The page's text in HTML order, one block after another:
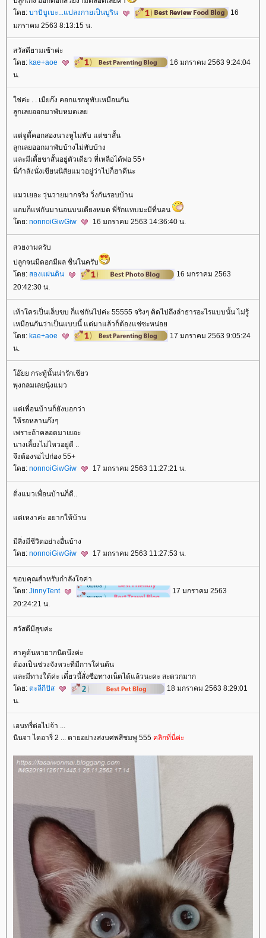
ดย: บาบิบูเบะ...แปลงกายเป็นบูริน
16
มกราคม 2563 8:13:15 น.
สวัสดียามเช้าค่ะ
ดย: kae+aoe
16 มกราคม 2563 9:24:04
น.
ช่ค่ะ . . เมียก๊ง คอกแรกหูพับเหมือนกัน
ลูกเลยออกมาพับหมดเล
ต่จูดี้คอกสองนางหูไม่พับ แต่ขาสั้น
ลูกเลยออกมาพับบ้างไม่พับบ้าง
ละมีเตี้ยขาสั้นอยู่ตัวเดียว ที่เหลือได้พ่อ 55+
นี่กำลังนั่งเขียนนิสัยแมวอยู่ว่าไปก็ฮาดีนะ
มวเยอะ วุ่นวายมากจริง วิ่งกันรอบบ้าน
ถมก็แห่กันมานอนบนเตียงหมด พี่รักแทบมะมีที่นอน
ดย: nonnoiGiwGiw 16 มกราคม 2563 14:36:40 น.
สวยงามครับ
ปลูกจนมีดอกมีผล ชื่นในครับ
ดย: สองแผ่นดิน
16 มกราคม 2563
20:42:30 น.
เท้าใครเป็นเล็บขบ ก็แช่กันไปค่ะ 55555 จริงๆ คิดไปถึงลำธารอะไรแบบนั้น ไม่รู้
เหมือนกันว่าเป็นแบบนี้ แต่มาแล้วก็ต้องแช่ซะหน่อ
ดย: kae+aoe
17 มกราคม 2563 9:05:24
น.
อ๊ยย กระทู้นั้นน่ารักเชียว
พุงกลมเลยนุ้งแมว
ต่เพื่อนบ้านก็ยังบอกว่า
ห้รอหลานก๊งๆ
เพราะถ้าคลอดมาเยอะ
นางเลี้ยงไม่ไหวอยู่ดี ..
จึงต้องรอไปก่อง 55+
ดย: nonnoiGiwGiw 17 มกราคม 2563 11:27:21 น.
ติ่งแมวเพื่อนบ้านก็ดี..
ต่เหงาค่ะ อยากให้บ้าน
มีสิ่งมีชีวิตอย่างอื่นบ้าง
ดย: nonnoiGiwGiw 17 มกราคม 2563 11:27:53 น.
ขอบคุณสำหรับกำลังใจค่า
ดย: JinnyTent
17 มกราคม 2563
20:24:21 น.
สวัสดีมีสุขค่ะ
สาคูต้นหายากนิดนึงค่ะ
ต้องเป็นช่วงจังหวะที่มีการโค่นต้น
ละมีทางใต้ค่ะ เดี๋ยวนี้สั่งซือทางเน็ตได้แล้วนะคะ สะดวกมาก
ดย: ตะลีกีปัส
18 มกราคม 2563 8:29:01
น.
เอนทรี่ต่อไปจ้า ...
นินจา ไดอารี่ 2 ... ตายอย่างสงบศพสีชมพู 555 คลิกที่นี่ค่ะ